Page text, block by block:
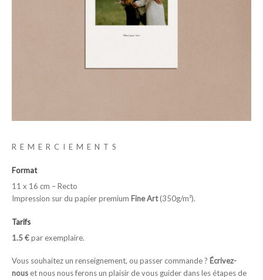
REMERCIEMENTS
Format
11 x 16 cm – Recto
Impression sur du papier premium Fine Art(350g/m²).
Tarifs
1.5 €par exemplaire.
Vous souhaitez un renseignement, ou passer commande ? Écrivez-
nous et nous nous ferons un plaisir de vous guider dans les étapes de